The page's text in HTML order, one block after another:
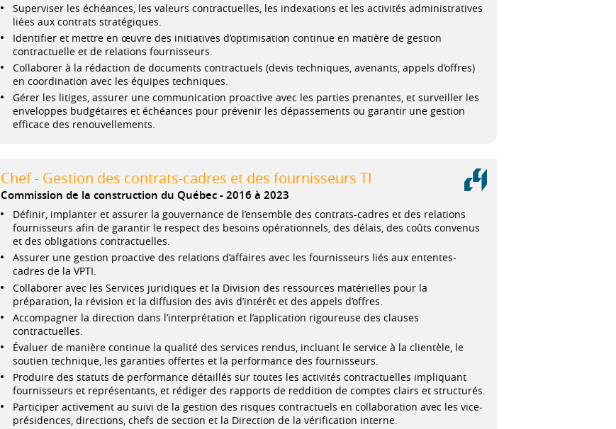
Superviser les échéances, les valeurs contractuelles, les indexations et les activités administratives
liées aux contrats stratégiques.
Identifier et mettre en œuvre des initiatives d’optimisation continue en matière de gestion
contractuelle et de relations fournisseurs.
Collaborer à la rédaction de documents contractuels (devis techniques, avenants, appels d’offres)
en coordination avec les équipes techniques.
Gérer les litiges, assurer une communication proactive avec les parties prenantes, et surveiller les
enveloppes budgétaires et échéances pour prévenir les dépassements ou garantir une gestion
efficace des renouvellements.
Chef - Gestion des contrats-cadres et des fournisseurs TI
Commission de la construction du Québec 2016 à 2023
Définir, implanter et assurer la gouvernance de l’ensemble des contrats-cadres et des relations
fournisseurs afin de garantir le respect des besoins opérationnels, des délais, des coûts convenus
et des obligations contractuelles.
Assurer une gestion proactive des relations d’affaires avec les fournisseurs liés aux ententes-
cadres de la VPTI.
Collaborer avec les Services juridiques et la Division des ressources matérielles pour la
préparation, la révision et la diffusion des avis d’intérêt et des appels d’offres.
Accompagner la direction dans l’interprétation et l’application rigoureuse des clauses
contractuelles.
Évaluer de manière continue la qualité des services rendus, incluant le service à la clientèle, le
soutien technique, les garanties offertes et la performance des fournisseurs.
Produire des statuts de performance détaillés sur toutes les activités contractuelles impliquant
fournisseurs et représentants, et rédiger des rapports de reddition de comptes clairs et structurés.
Participer activement au suivi de la gestion des risques contractuels en collaboration avec les vice-
présidences, directions, chefs de section et la Direction de la vérification interne.